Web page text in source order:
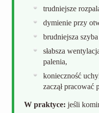
trudniejsze
dymienie przy
brudniejsza
słabsza
palenia,
konieczność
zaczął pracować
W praktyce: jeśli